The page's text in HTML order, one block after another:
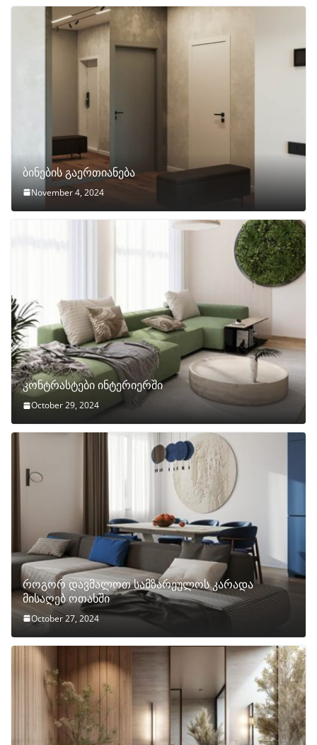
ბინების გაერთიანება
November 4, 2024
კონტრასტები ინტერიერში
October 29, 2024
როგორ დავმალოთ სამზარეულოს კარადა
მისაღებ ოთახში
October 27, 2024